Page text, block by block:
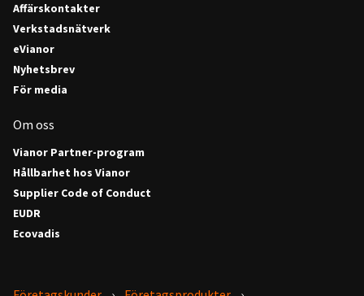
Affärskontakter
Verkstadsnätverk
eVianor
Nyhetsbrev
För media
Om oss
Vianor Partner-program
Hållbarhet hos Vianor
Supplier Code of Conduct
EUDR
Ecovadis